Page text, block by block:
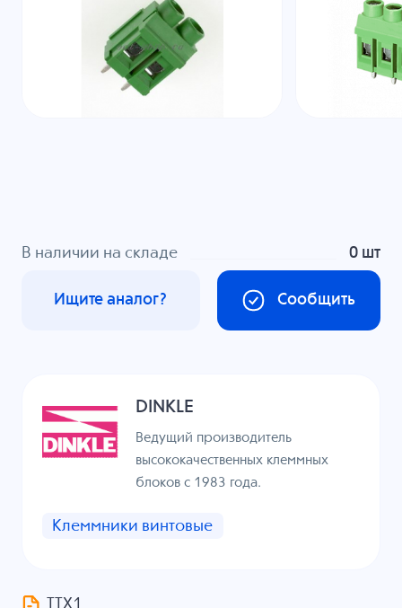
В наличии на складе 0 шт
Сообщить
Ищите аналог?
DINKLE
Ведущий производитель
высококачественных клеммных
блоков с 1983 года.
Клеммники винтовые
ТТХ1